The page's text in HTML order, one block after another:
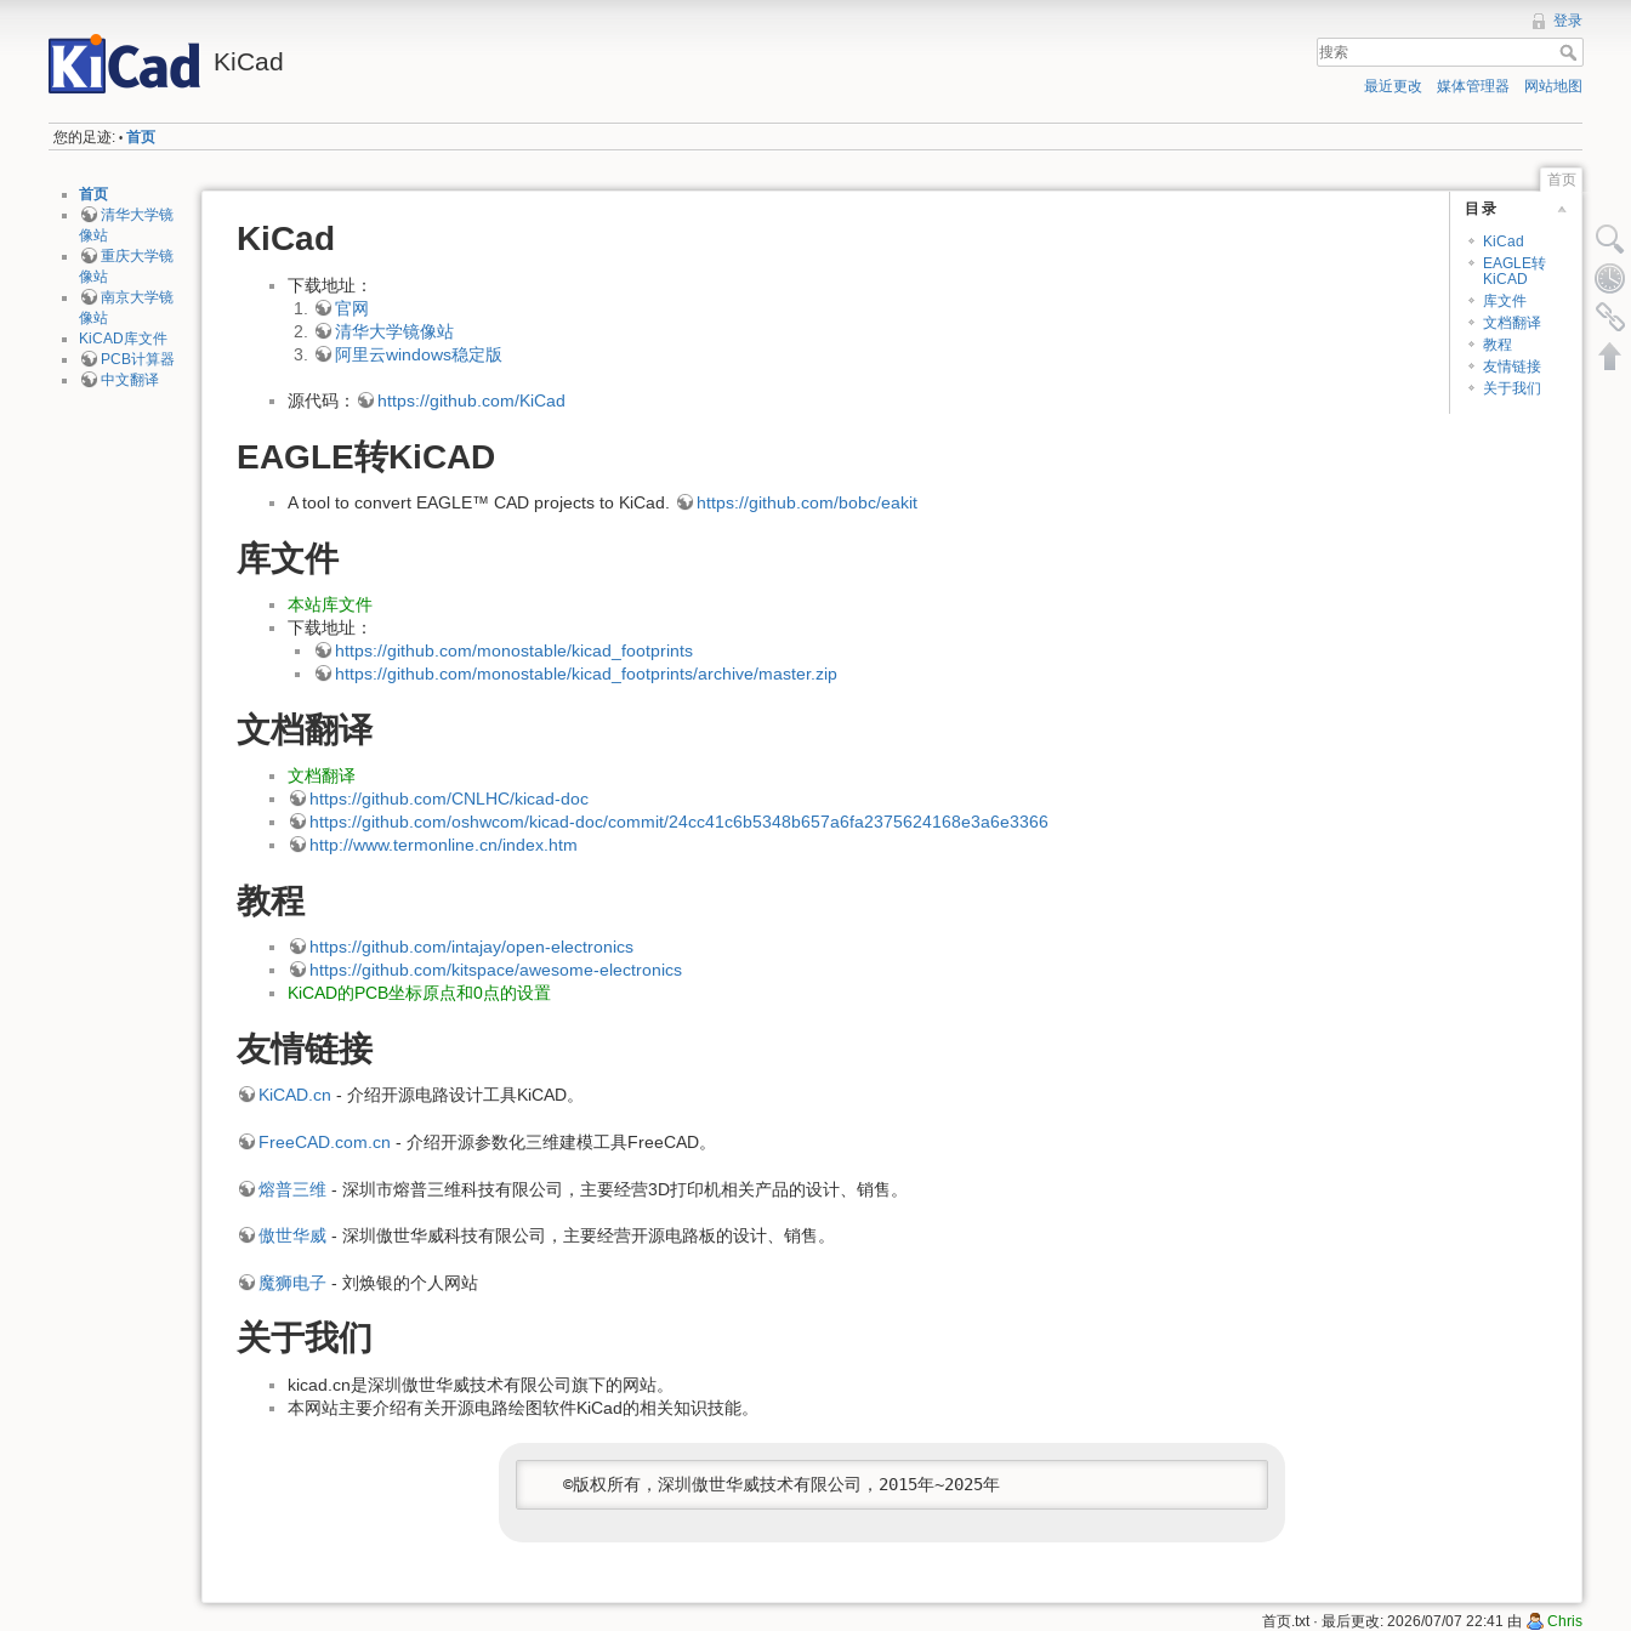
KiCad
登录
最近更改 媒体管理器 网站地图
您的足迹: • 首页
首页
清华大学镜
像站
重庆大学镜
像站
南京大学镜
像站
KiCAD库文件
PCB计算器
中文翻译
首页
目录
KiCad
EAGLE转
KiCAD
库文件
文档翻译
教程
友情链接
关于我们
KiCad
下载地址：
官网
清华大学镜像站
阿里云windows稳定版
源代码： https://github.com/KiCad
EAGLE转KiCAD
A tool to convert EAGLE™ CAD projects to KiCad. https://github.com/bobc/eakit
库文件
本站库文件
下载地址：
https://github.com/monostable/kicad_footprints
https://github.com/monostable/kicad_footprints/archive/master.zip
文档翻译
文档翻译
https://github.com/CNLHC/kicad-doc
https://github.com/oshwcom/kicad-doc/commit/24cc41c6b5348b657a6fa2375624168e3a6e3366
http://www.termonline.cn/index.htm
教程
https://github.com/intajay/open-electronics
https://github.com/kitspace/awesome-electronics
KiCAD的PCB坐标原点和0点的设置
友情链接
KiCAD.cn - 介绍开源电路设计工具KiCAD。
FreeCAD.com.cn - 介绍开源参数化三维建模工具FreeCAD。
熔普三维 - 深圳市熔普三维科技有限公司，主要经营3D打印机相关产品的设计、销售。
傲世华威 - 深圳傲世华威科技有限公司，主要经营开源电路板的设计、销售。
魔狮电子 - 刘焕银的个人网站
关于我们
kicad.cn是深圳傲世华威技术有限公司旗下的网站。
本网站主要介绍有关开源电路绘图软件KiCad的相关知识技能。
   ©版权所有，深圳傲世华威技术有限公司，2015年~2025年
首页.txt · 最后更改: 2026/07/07 22:41 由 Chris